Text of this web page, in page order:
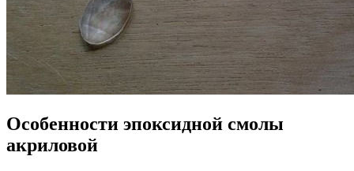
Особенности эпоксидной смолы
акриловой